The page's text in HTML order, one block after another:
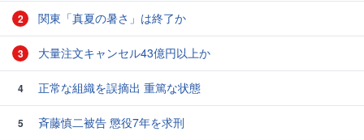
2 関東「真夏の暑さ」は終了か
3 大量注文キャンセル43億円以上か
4 正常な組織を誤摘出 重篤な状態
5
斉藤慎二被告 懲役7年を求刑